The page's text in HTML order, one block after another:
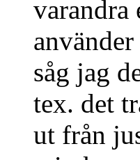
varandra
såg jag
tex. det
ut från